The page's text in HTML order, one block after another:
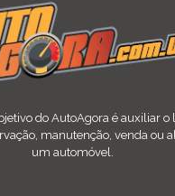
do AutoAgora é auxiliar o
manutenção, venda ou
um automóvel.